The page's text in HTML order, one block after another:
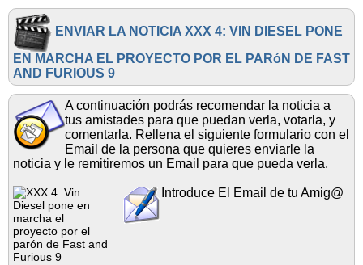
ENVIAR LA NOTICIA XXX 4: VIN DIESEL PONE
EN MARCHA EL PROYECTO POR EL PARóN DE FAST
AND FURIOUS 9
A continuación podrás recomendar la noticia a
tus amistades para que puedan verla, votarla, y
comentarla. Rellena el siguiente formulario con el
Email de la persona que quieres enviarle la
noticia y le remitiremos un Email para que pueda verla.
Introduce El Email de tu Amig@